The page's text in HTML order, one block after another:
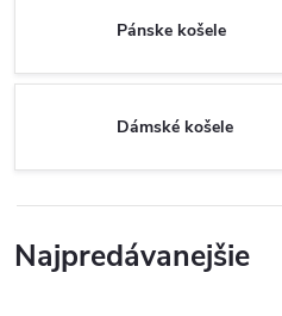
Pánske košele
Dámské košele
Najpredávanejšie